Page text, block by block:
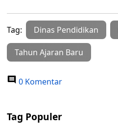
Tag: Dinas Pendidikan
Tahun Ajaran Baru
0 Komentar
Tag Populer